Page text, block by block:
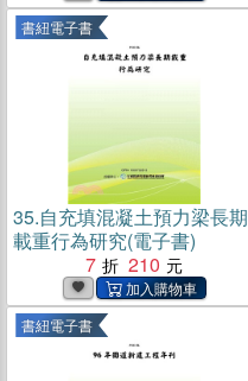
書紐電子書
35.自充填混凝土預力梁長期
載重行為研究(電子書)
7
210
書紐電子書